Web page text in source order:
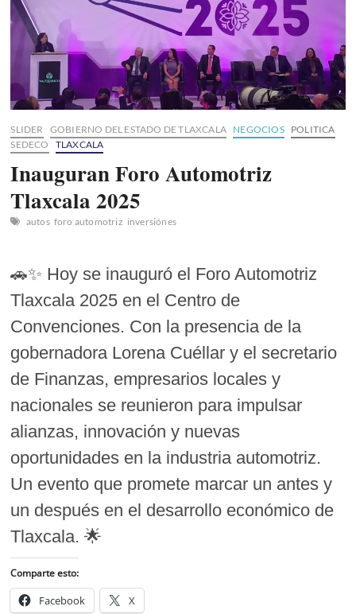
SLIDER GOBIERNO DEL ESTADO DE TLAXCALA NEGOCIOS
POLITICA
SEDECO
TLAXCALA
Inauguran Foro Automotriz
Tlaxcala 2025
autos foro automotriz inversiónes
🚗✨ Hoy se inauguró el Foro Automotriz
Tlaxcala 2025 en el Centro de
Convenciones. Con la presencia de la
gobernadora Lorena Cuéllar y el secretario
de Finanzas, empresarios locales y
nacionales se reunieron para impulsar
alianzas, innovación y nuevas
oportunidades en la industria automotriz.
Un evento que promete marcar un antes y
un después en el desarrollo económico de
Tlaxcala. 🌟
Comparte esto:
Facebook X